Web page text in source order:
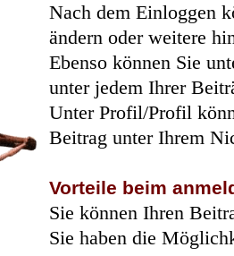
Nach dem Einloggen
ändern oder weitere
Ebenso können Sie
unter jedem Ihrer
Unter Profil/Profil
Beitrag unter Ihrem
Vorteile beim
Sie können Ihren
Sie haben die